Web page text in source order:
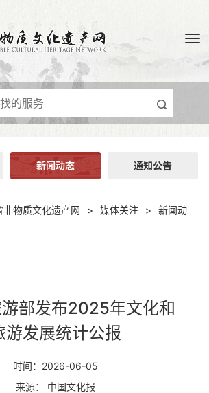
新闻动态 通知公告
非物质文化遗产网 > 媒体关注 > 新闻动
部发布2025年文化和
游发展统计公报
时间：2026-06-05
来源： 中国文化报